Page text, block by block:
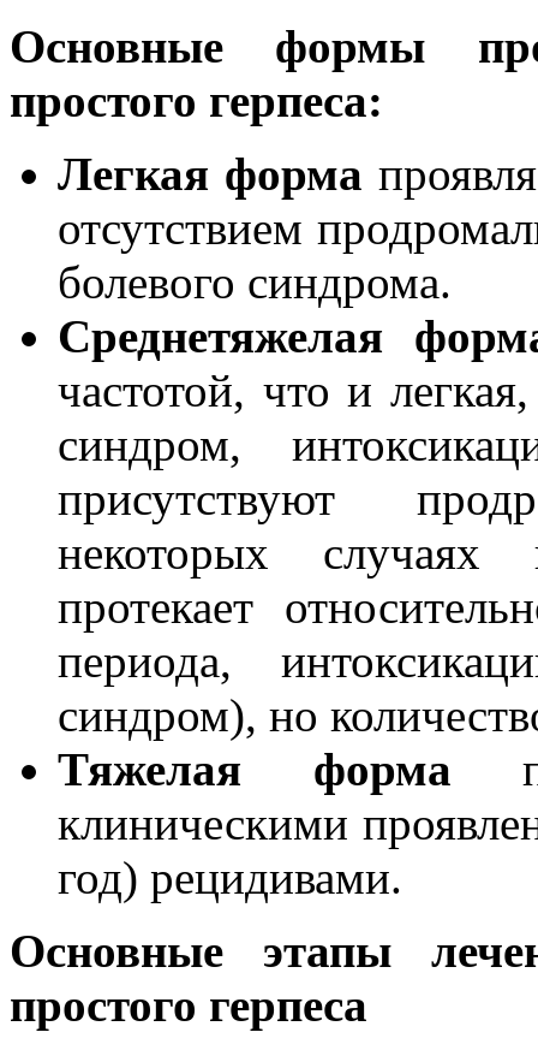
Основные формы
простого герпеса:
Легкая форма
отсутствием
болевого синдрома.
Среднетяжелая
частотой, что и
синдром,
присутствуют
некоторых случаях
протекает
периода,
синдром), но
Тяжелая форма
клиническими
год) рецидивами.
Основные этапы
простого герпеса